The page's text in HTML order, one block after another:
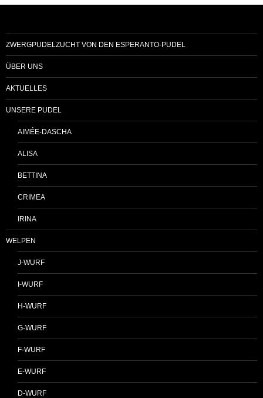
ZWERGPUDELZUCHT VON DEN ESPERANTO-PUDEL
ÜBER UNS
AKTUELLES
UNSERE PUDEL
AIMÉE-DASCHA
ALISA
BETTINA
CRIMEA
IRINA
WELPEN
J-WURF
I-WURF
H-WURF
G-WURF
F-WURF
E-WURF
D-WURF